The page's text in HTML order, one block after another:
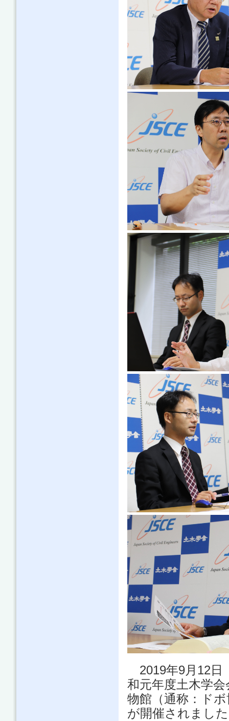
2019年9月12日
和元年度土木学
物館（通称：ド
が開催されまし